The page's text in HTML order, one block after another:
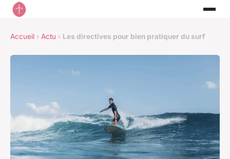
Accueil › Actu › Les directives pour bien pratiquer du surf